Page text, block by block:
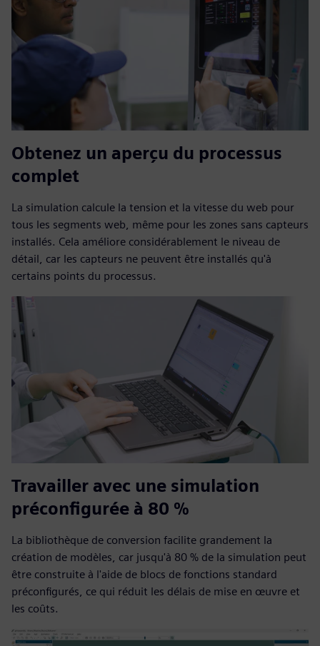
Obtenez un aperçu du processus
complet
La simulation calcule la tension et la vitesse du web pour
tous les segments web, même pour les zones sans capteurs
installés. Cela améliore considérablement le niveau de
détail, car les capteurs ne peuvent être installés qu'à
certains points du processus.
Travailler avec une simulation
préconfigurée à 80 %
La bibliothèque de conversion facilite grandement la
création de modèles, car jusqu'à 80 % de la simulation peut
être construite à l'aide de blocs de fonctions standard
préconfigurés, ce qui réduit les délais de mise en œuvre et
les coûts.